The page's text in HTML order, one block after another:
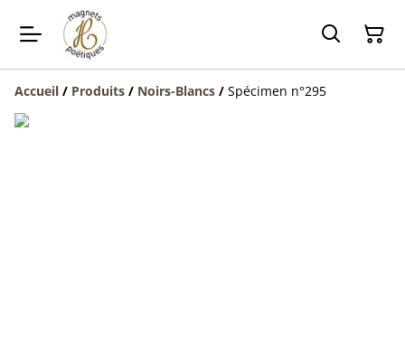
Accueil / Produits / Noirs-Blancs / Spécimen n°295